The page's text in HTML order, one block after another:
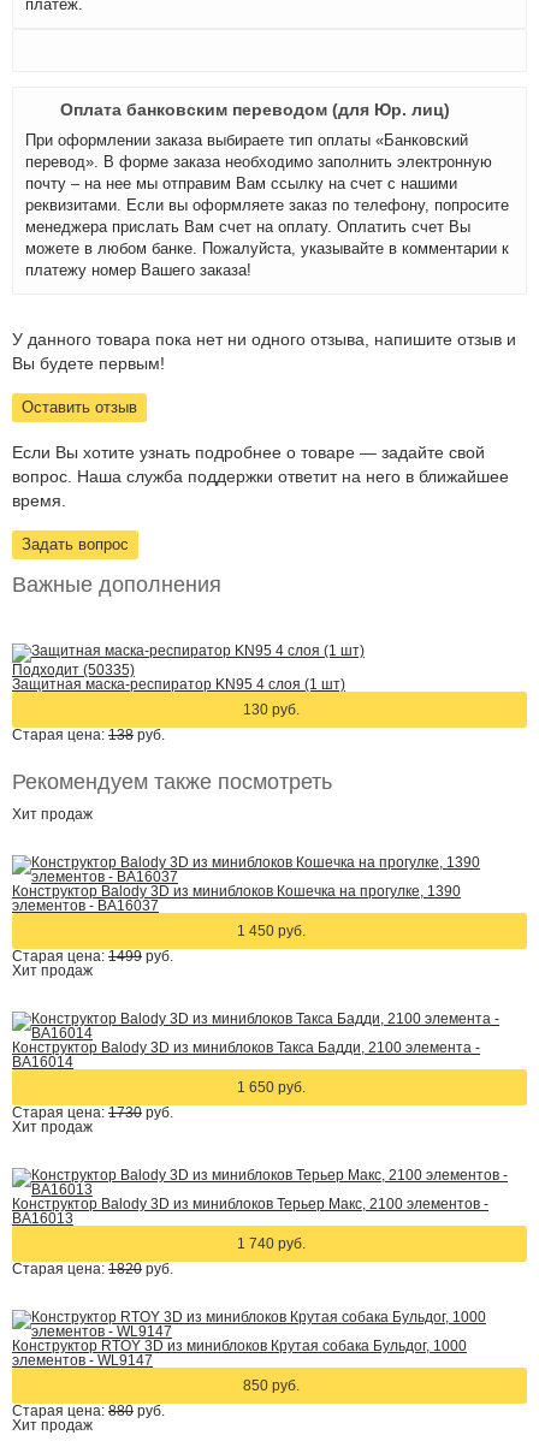
платеж.
Оплата банковским переводом (для Юр. лиц)
При оформлении заказа выбираете тип оплаты «Банковский
перевод». В форме заказа необходимо заполнить электронную
почту – на нее мы отправим Вам ссылку на счет с нашими
реквизитами. Если вы оформляете заказ по телефону, попросите
менеджера прислать Вам счет на оплату. Оплатить счет Вы
можете в любом банке. Пожалуйста, указывайте в комментарии к
платежу номер Вашего заказа!
У данного товара пока нет ни одного отзыва, напишите отзыв и
Вы будете первым!
Оставить отзыв
Если Вы хотите узнать подробнее о товаре — задайте свой
вопрос. Наша служба поддержки ответит на него в ближайшее
время.
Задать вопрос
Важные дополнения
Подходит (50335)
Защитная маска-респиратор KN95 4 слоя (1 шт)
130 руб.
Старая цена: 138 руб.
Рекомендуем также посмотреть
Хит продаж
Конструктор Balody 3D из миниблоков Кошечка на прогулке, 1390
элементов - BA16037
1 450 руб.
Старая цена: 1499 руб.
Хит продаж
Конструктор Balody 3D из миниблоков Такса Бадди, 2100 элемента -
BA16014
1 650 руб.
Старая цена: 1730 руб.
Хит продаж
Конструктор Balody 3D из миниблоков Терьер Макс, 2100 элементов -
BA16013
1 740 руб.
Старая цена: 1820 руб.
Конструктор RTOY 3D из миниблоков Крутая собака Бульдог, 1000
элементов - WL9147
850 руб.
Старая цена: 880 руб.
Хит продаж